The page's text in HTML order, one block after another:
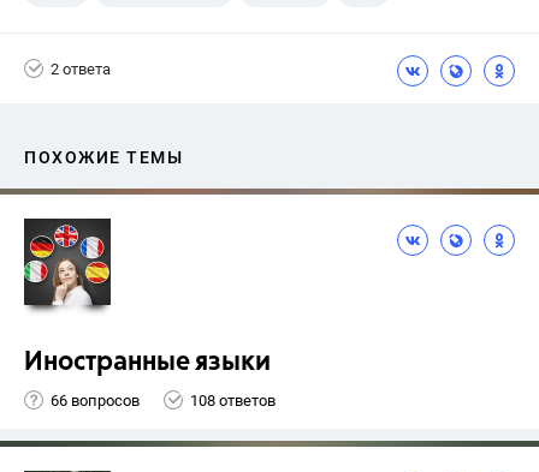
2 ответа
ПОХОЖИЕ ТЕМЫ
Иностранные языки
66 вопросов 108 ответов